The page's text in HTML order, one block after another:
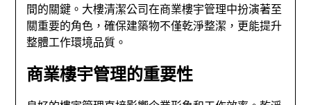
間的關鍵。大樓清潔公司在商業樓宇管理中扮演著至
關重要的角色，確保建築物不僅乾淨整潔，更能提升
整體工作環境品質。
商業樓宇管理的重要性